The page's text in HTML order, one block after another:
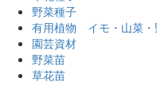
野菜種子
有用植物 イモ・山菜・
園芸資材
野菜苗
草花苗